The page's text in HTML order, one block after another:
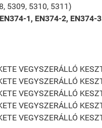
5309, 5310, 5311)
1, EN374-2, EN374-
VEGYSZERÁLLÓ
VEGYSZERÁLLÓ
VEGYSZERÁLLÓ
VEGYSZERÁLLÓ
VEGYSZERÁLLÓ